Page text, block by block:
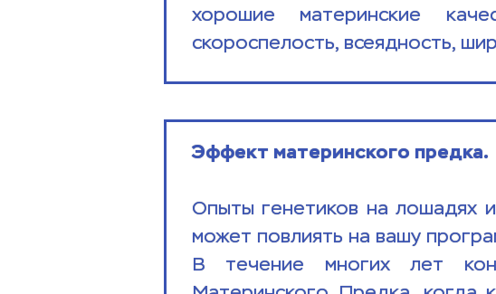
хорошие материнские
скороспелость, всеядность,
Эффект материнского предка.
Опыты генетиков на лошадях
может повлиять на вашу
В течение многих лет